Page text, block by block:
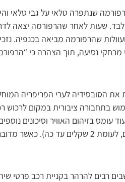
שנתפרה טלאי על גבי טלאי
בלבד. שעות לאחר שהרפורמה יצאה
שהרפורמה מביאה בכנפיה.
מרחקי נסיעה, תוך הצהרה כי
הסובסידיה לערי הפריפריה
בתחבורה ציבורית במקום לרכוש
נסיעה בתוך העיר (5.50 שקלים, לעומת
רבים להרהר בקניית רכב פרטי